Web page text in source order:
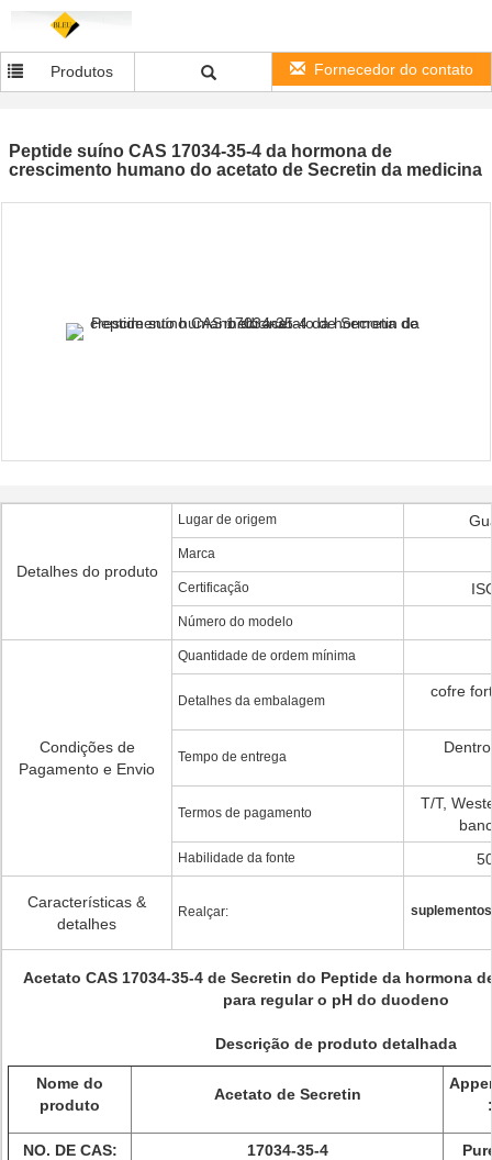
Produtos Fornecedor do contato
Peptide suíno CAS 17034-35-4 da hormona de
crescimento humano do acetato de Secretin da medicina
Detalhes do produto
Lugar de origem
Marca
Certificação
Número do modelo
Condições de
Pagamento e Envio
Quantidade de ordem mínima
Detalhes da embalagem
cofre
Tempo de entrega
Termos de pagamento
T/T,
Habilidade da fonte
Características &
detalhes
Realçar:
Acetato CAS 17034-35-4 de Secretin do Peptide da hormona
para regular o pH do duodeno
Descrição de produto detalhada
Nome do
produto
Acetato de Secretin
:
NO. DE CAS: 17034-35-4